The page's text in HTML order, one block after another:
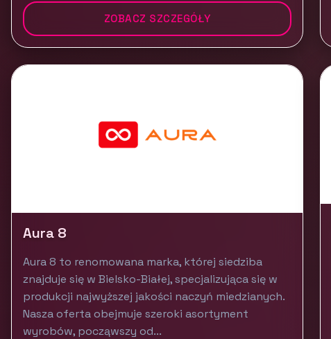
ZOBACZ SZCZEGÓŁY
Aura 8
Aura 8 to renomowana marka, której siedziba
znajduje się w Bielsko-Białej, specjalizująca się w
produkcji najwyższej jakości naczyń miedzianych.
Nasza oferta obejmuje szeroki asortyment
wyrobów, począwszy od...